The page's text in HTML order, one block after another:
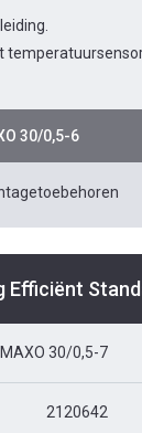
30/0,5-6
Efficiënt
30/0,5-7
2120642